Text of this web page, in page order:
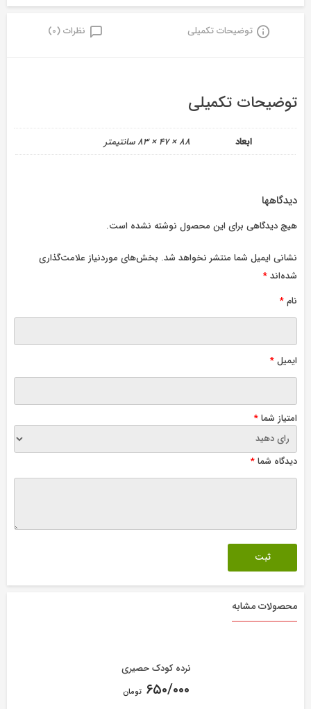
توضیحات تکمیلی نظرات (0)
توضیحات تکمیلی
ابعاد 88 × 47 × 83 سانتیمتر
دیدگاهها
هیچ دیدگاهی برای این محصول نوشته نشده است.
نشانی ایمیل شما منتشر نخواهد شد. بخش‌های موردنیاز علامت‌گذاری
شده‌اند*
نام*
ایمیل*
امتیاز شما*
دیدگاه شما*
محصولات مشابه
نرده کودک حصیری
۶۵۰/۰۰۰ تومان